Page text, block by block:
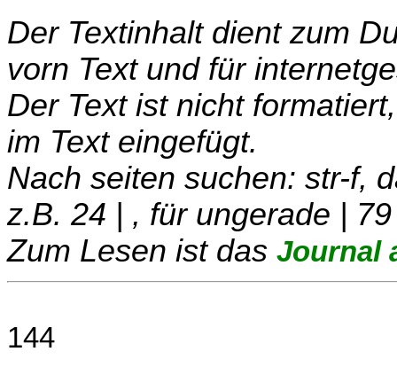
Der Textinhalt dient zum
vorn Text und für
Der Text ist nicht
im Text eingefügt.
Nach seiten suchen: str-f,
z.B. 24 | , für ungerade | 79
Zum Lesen ist das Journal
144